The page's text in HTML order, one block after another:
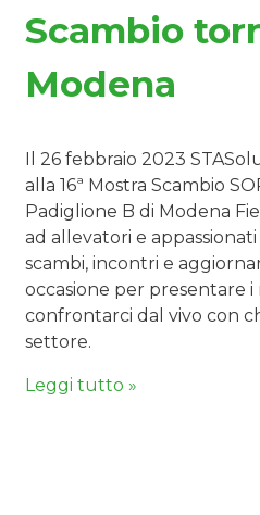
Scambio
Modena
Il 26 febbraio 2023
alla 16ª Mostra Scambio
Padiglione B di Modena
ad allevatori e
scambi, incontri e
occasione per presentare
confrontarci dal vivo con
settore.
Leggi tutto »